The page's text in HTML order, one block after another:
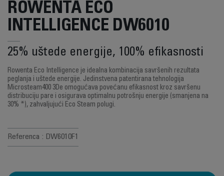
ROWENTA ECO
INTELLIGENCE DW6010
25% uštede energije, 100% efikasnosti
Rowenta Eco Intelligence je idealna kombinacija savršenih rezultata
peglanja i uštede energije. Jedinstvena patentirana tehnologija
Microsteam400 3De omogućava povećanu efikasnost kroz savršenu
distribuciju pare i osigurava optimalnu potrošnju energije (smanjena na
30% *), zahvaljujući Eco Steam polugi.
Referenca : DW6010F1